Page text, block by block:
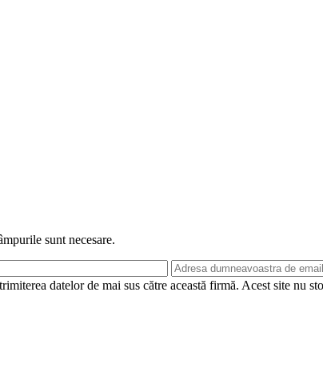
sunt necesare.
datelor de mai sus către această firmă. Acest site nu